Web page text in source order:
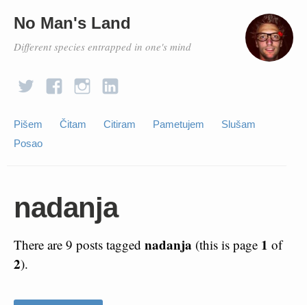
No Man's Land
Different species entrapped in one's mind
Pišem Čitam Citiram Pametujem
Slušam
Posao
nadanja
There are 9 posts tagged nadanja (this is page 1 of
2).